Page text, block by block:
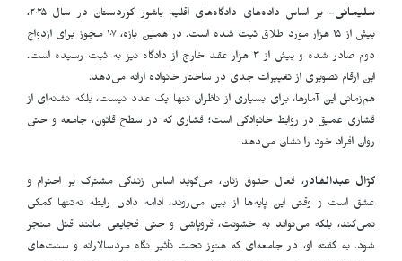
سلیمانی-
بر اساس داده‌های دادگاه‌های اقلیم باشور کوردستان در سال ۲۰۲۵،
بیش از ۱۵ هزار مورد طلاق ثبت شده است. در همین بازه، ۱۰۷ مجوز برای ازدواج
دوم صادر شده و بیش از ۳ هزار عقد خارج از دادگاه نیز به ثبت رسیده است.
این ارقام تصویری از تغییرات جدی در ساختار خانواده ارائه می‌دهد.
هم‌زمانی این آمارها، برای بسیاری از ناظران تنها یک عدد نیست، بلکه نشانه‌ای از
فشاری عمیق در روابط خانوادگی است؛ فشاری که در سطح قانون، جامعه و حتی
روان افراد خود را نشان می‌دهد.
کژال عبدالقادر، فعال حقوق زنان، می‌گوید اساس زندگی مشترک بر احترام و
عشق است و وقتی این پایه‌ها از بین می‌روند، ادامه دادن رابطه نه‌تنها کمکی
نمی‌کند، بلکه می‌تواند به خشونت، فروپاشی و حتی فجایعی مانند قتل منجر
شود. به گفته او، در جامعه‌ای که هنوز تحت تأثیر نگاه مردسالارانه و سنت‌های